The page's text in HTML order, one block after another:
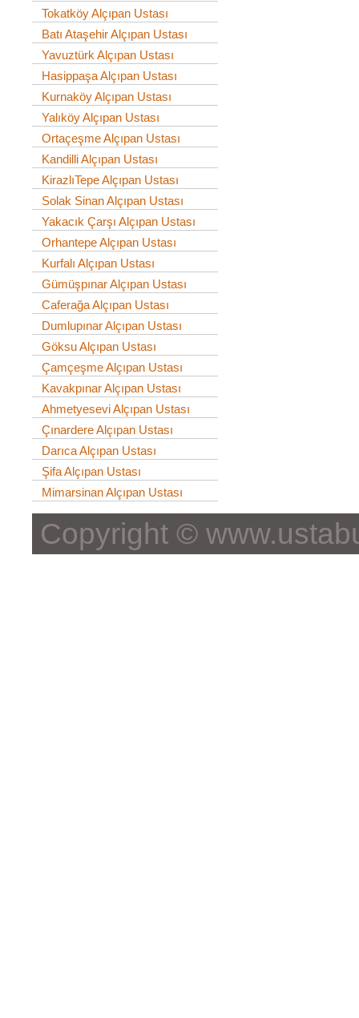
Tokatköy Alçıpan Ustası
Batı Ataşehir Alçıpan Ustası
Yavuztürk Alçıpan Ustası
Hasippaşa Alçıpan Ustası
Kurnaköy Alçıpan Ustası
Yalıköy Alçıpan Ustası
Ortaçeşme Alçıpan Ustası
Kandilli Alçıpan Ustası
KirazlıTepe Alçıpan Ustası
Solak Sinan Alçıpan Ustası
Yakacık Çarşı Alçıpan Ustası
Orhantepe Alçıpan Ustası
Kurfalı Alçıpan Ustası
Gümüşpınar Alçıpan Ustası
Caferağa Alçıpan Ustası
Dumlupınar Alçıpan Ustası
Göksu Alçıpan Ustası
Çamçeşme Alçıpan Ustası
Kavakpınar Alçıpan Ustası
Ahmetyesevi Alçıpan Ustası
Çınardere Alçıpan Ustası
Darıca Alçıpan Ustası
Şifa Alçıpan Ustası
Mimarsinan Alçıpan Ustası
Copyright ©